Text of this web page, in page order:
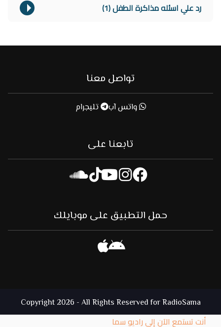
رد علي اسئله مذاكرة الطفل (1)
تواصل معنا
واتس آب تليجرام
تابعنا على
حمل التطبيق على موبايلك
Copyright 2026 - All Rights Reserved for RadioSama
أنت تستمع الآن إلى راديو سما